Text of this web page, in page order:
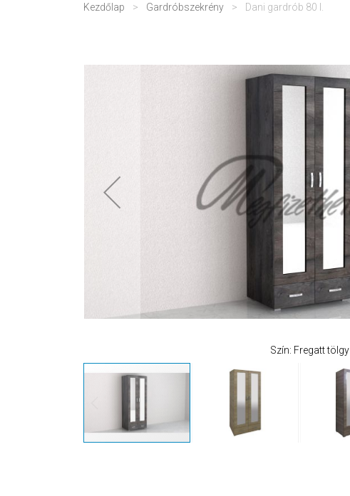
Kezdőlap Gardróbszekrény Dani gardrób 80 I.
Szín: Fregatt tölgy